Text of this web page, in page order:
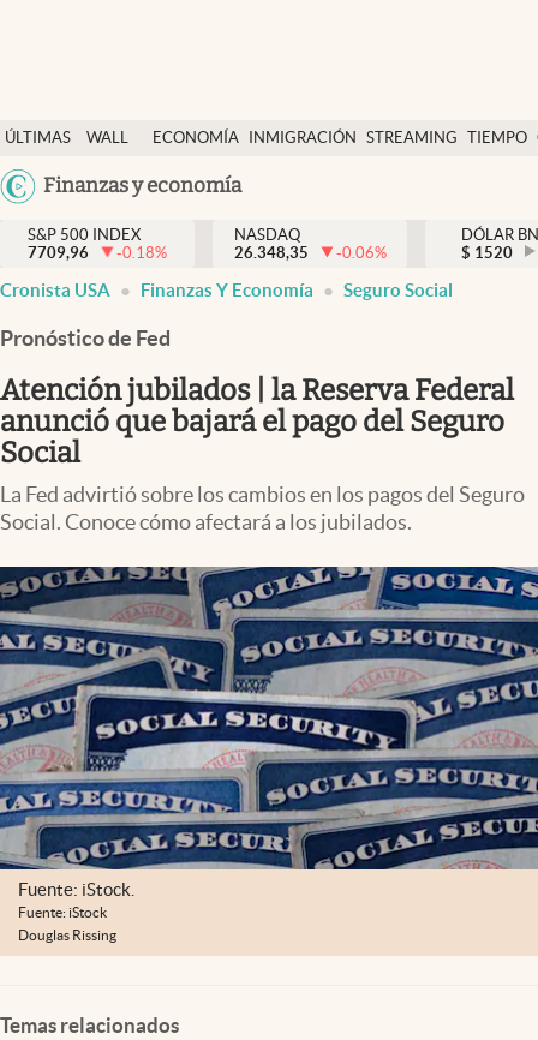
ÚLTIMAS
NOTICIAS
WALL
DÓLAR
ECONOMÍA INMIGRACIÓN STREAMING TIEMPO
México
Finanzas y economía
Finanzas y economía
Wall Street y dólar
Inmigración
Espiritual
Streaming
PC y mobile
USA
S&P 500 INDEX
7709,96
-0.18%
NASDAQ
26.348,35
-0.06%
DÓLAR
$ 1520
Cronista USA Finanzas Y Economía Seguro Social
Pronóstico de Fed
Atención jubilados | la Reserva Federal
anunció que bajará el pago del Seguro
Social
La Fed advirtió sobre los cambios en los pagos del Seguro
Social. Conoce cómo afectará a los jubilados.
Fuente: iStock.
Fuente: iStock
Douglas Rissing
Temas relacionados